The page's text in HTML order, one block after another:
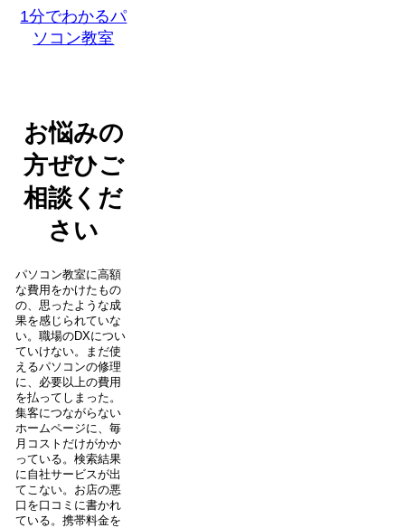
1分でわかるパ
ソコン教室
お悩みの
方ぜひご
相談くだ
さい
パソコン教室に高額
な費用をかけたもの
の、思ったような成
果を感じられていな
い。職場のDXについ
ていけない。まだ使
えるパソコンの修理
に、必要以上の費用
を払ってしまった。
集客につながらない
ホームページに、毎
月コストだけがかか
っている。検索結果
に自社サービスが出
てこない。お店の悪
口を口コミに書かれ
ている。携帯料金を